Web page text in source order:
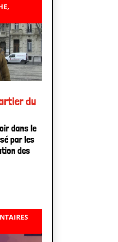
du
,
dans le
par les
des